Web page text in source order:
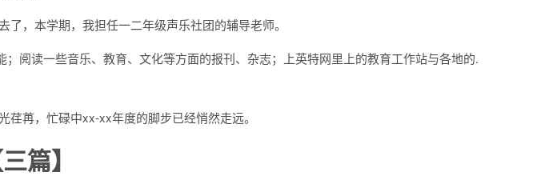
，本学期，我担任一二年级声乐社团的辅导老师。
阅读一些音乐、教育、文化等方面的报刊、杂志；上英特网里上的教育工作站与各地的.
荏苒，忙碌中xx-xx年度的脚步已经悄然走远。
篇】